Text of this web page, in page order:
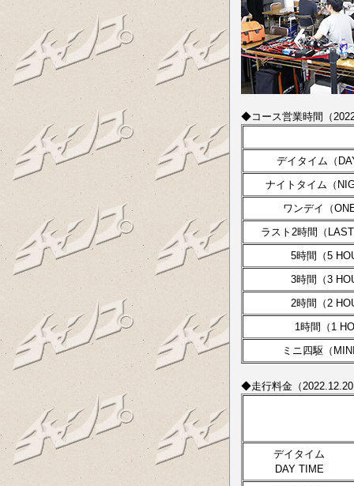
◆コース営業時間（
デイタイム（
ナイトタイム（
ワンデイ（
ラスト2時間（
5時間（5
3時間（3
2時間（2
1時間（1
ミニ四駆（
◆走行料金（
デイタイム
DAY TIME